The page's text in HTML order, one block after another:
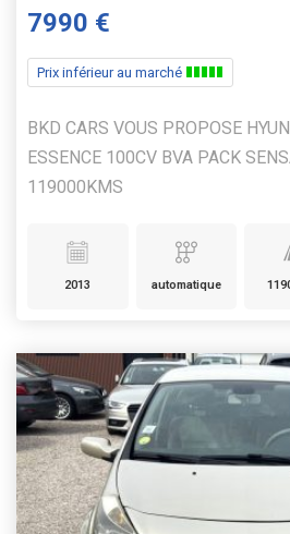
7990 €
Prix inférieur au marché
BKD CARS VOUS PROPOSE
ESSENCE 100CV BVA PACK
119000KMS
2013 automatique